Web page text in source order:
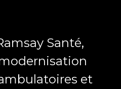
Santé,
et